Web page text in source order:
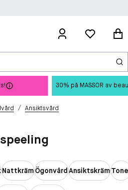
30% på MASSOR av
/ Ansiktsvård
NattkrämÖgonvårdAnsiktskräm